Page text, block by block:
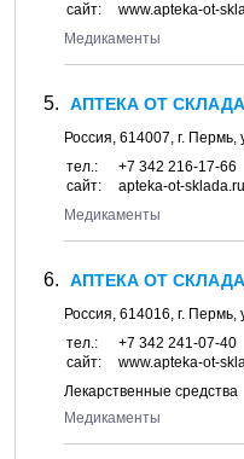
сайт:
www.apteka-ot-
Медикаменты
АПТЕКА ОТ
Россия, 614007, г. Пермь,
тел.:
+7 342 216-17-66
сайт:
apteka-ot-sklada.ru
Медикаменты
АПТЕКА ОТ
Россия, 614016, г. Пермь,
тел.:
+7 342 241-07-40
сайт:
www.apteka-ot-
Лекарственные средства
Медикаменты